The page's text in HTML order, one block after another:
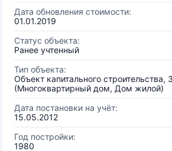
Дата обновления стоимости:
01.01.2019
Статус объекта:
Ранее учтенный
Тип объекта:
Объект капитального строительства,
(Многоквартирный дом, Дом жилой)
Дата постановки на учёт:
15.05.2012
Год постройки:
1980